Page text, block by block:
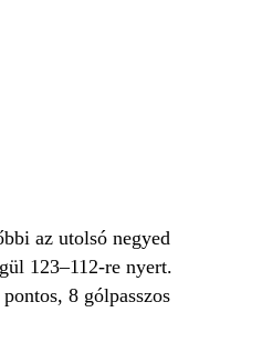
az utolsó negyed
123–112-re nyert.
8 gólpasszos